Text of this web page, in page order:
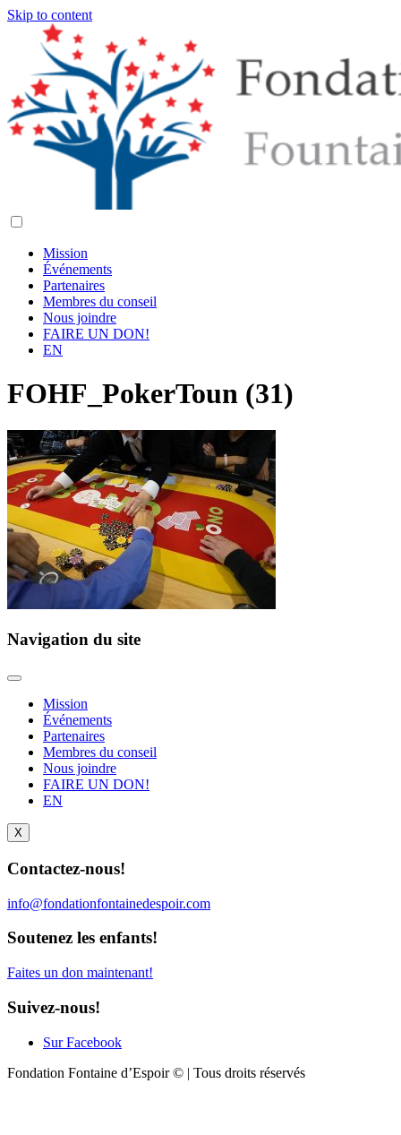
Skip to content
Mission
Événements
Partenaires
Membres du conseil
Nous joindre
FAIRE UN DON!
EN
FOHF_PokerToun (31)
Navigation du site
Mission
Événements
Partenaires
Membres du conseil
Nous joindre
FAIRE UN DON!
EN
X
Contactez-nous!
info@fondationfontainedespoir.com
Soutenez les enfants!
Faites un don maintenant!
Suivez-nous!
Sur Facebook
Fondation Fontaine d’Espoir © | Tous droits réservés